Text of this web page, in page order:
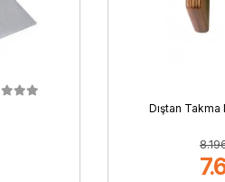
Dıştan